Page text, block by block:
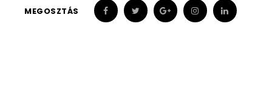
MEGOSZTÁS